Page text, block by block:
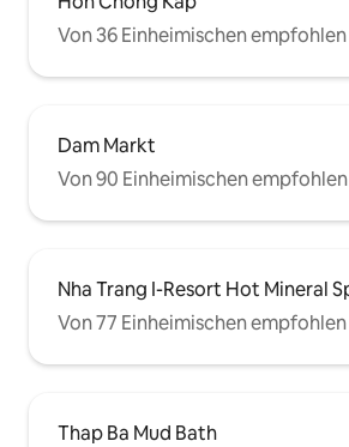
Von 36 Einheimischen empfohlen
Dam Markt
Von 90 Einheimischen empfohlen
Nha Trang I-Resort Hot Mineral
Von 77 Einheimischen empfohlen
Thap Ba Mud Bath